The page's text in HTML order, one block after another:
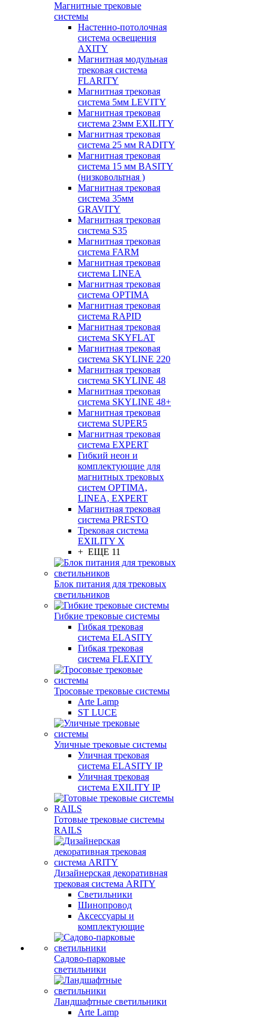
Магнитные трековые
системы
Настенно-потолочная
система освещения
AXITY
Магнитная модульная
трековая система
FLARITY
Магнитная трековая
система 5мм LEVITY
Магнитная трековая
система 23мм EXILITY
Магнитная трековая
система 25 мм RADITY
Магнитная трековая
система 15 мм BASITY
(низковольтная )
Магнитная трековая
система 35мм
GRAVITY
Магнитная трековая
система S35
Магнитная трековая
система FARM
Магнитная трековая
система LINEA
Магнитная трековая
система OPTIMA
Магнитная трековая
система RAPID
Магнитная трековая
система SKYFLAT
Магнитная трековая
система SKYLINE 220
Магнитная трековая
система SKYLINE 48
Магнитная трековая
система SKYLINE 48+
Магнитная трековая
система SUPER5
Магнитная трековая
система EXPERT
Гибкий неон и
комплектующие для
магнитных трековых
систем OPTIMA,
LINEA, EXPERT
Магнитная трековая
система PRESTO
Трековая система
EXILITY X
+ ЕЩЕ 11
Блок питания для трековых
светильников
Гибкие трековые системы
Гибкая трековая
система ELASITY
Гибкая трековая
система FLEXITY
Тросовые трековые системы
Arte Lamp
ST LUCE
Уличные трековые системы
Уличная трековая
система ELASITY IP
Уличная трековая
система EXILITY IP
Готовые трековые системы
RAILS
Дизайнерская декоративная
трековая система ARITY
Светильники
Шинопровод
Аксессуары и
комплектующие
Садово-парковые
светильники
Ландшафтные светильники
Arte Lamp